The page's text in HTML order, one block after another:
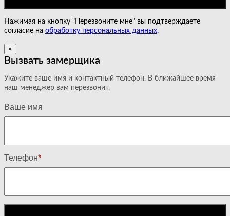
Нажимая на кнопку "Перезвоните мне" вы подтверждаете
согласие на обработку персональных данных.
×
Вызвать замерщика
Укажите ваше имя и контактный телефон. В ближайшее время
наш менеджер вам перезвонит.
Ваше имя
Телефон*